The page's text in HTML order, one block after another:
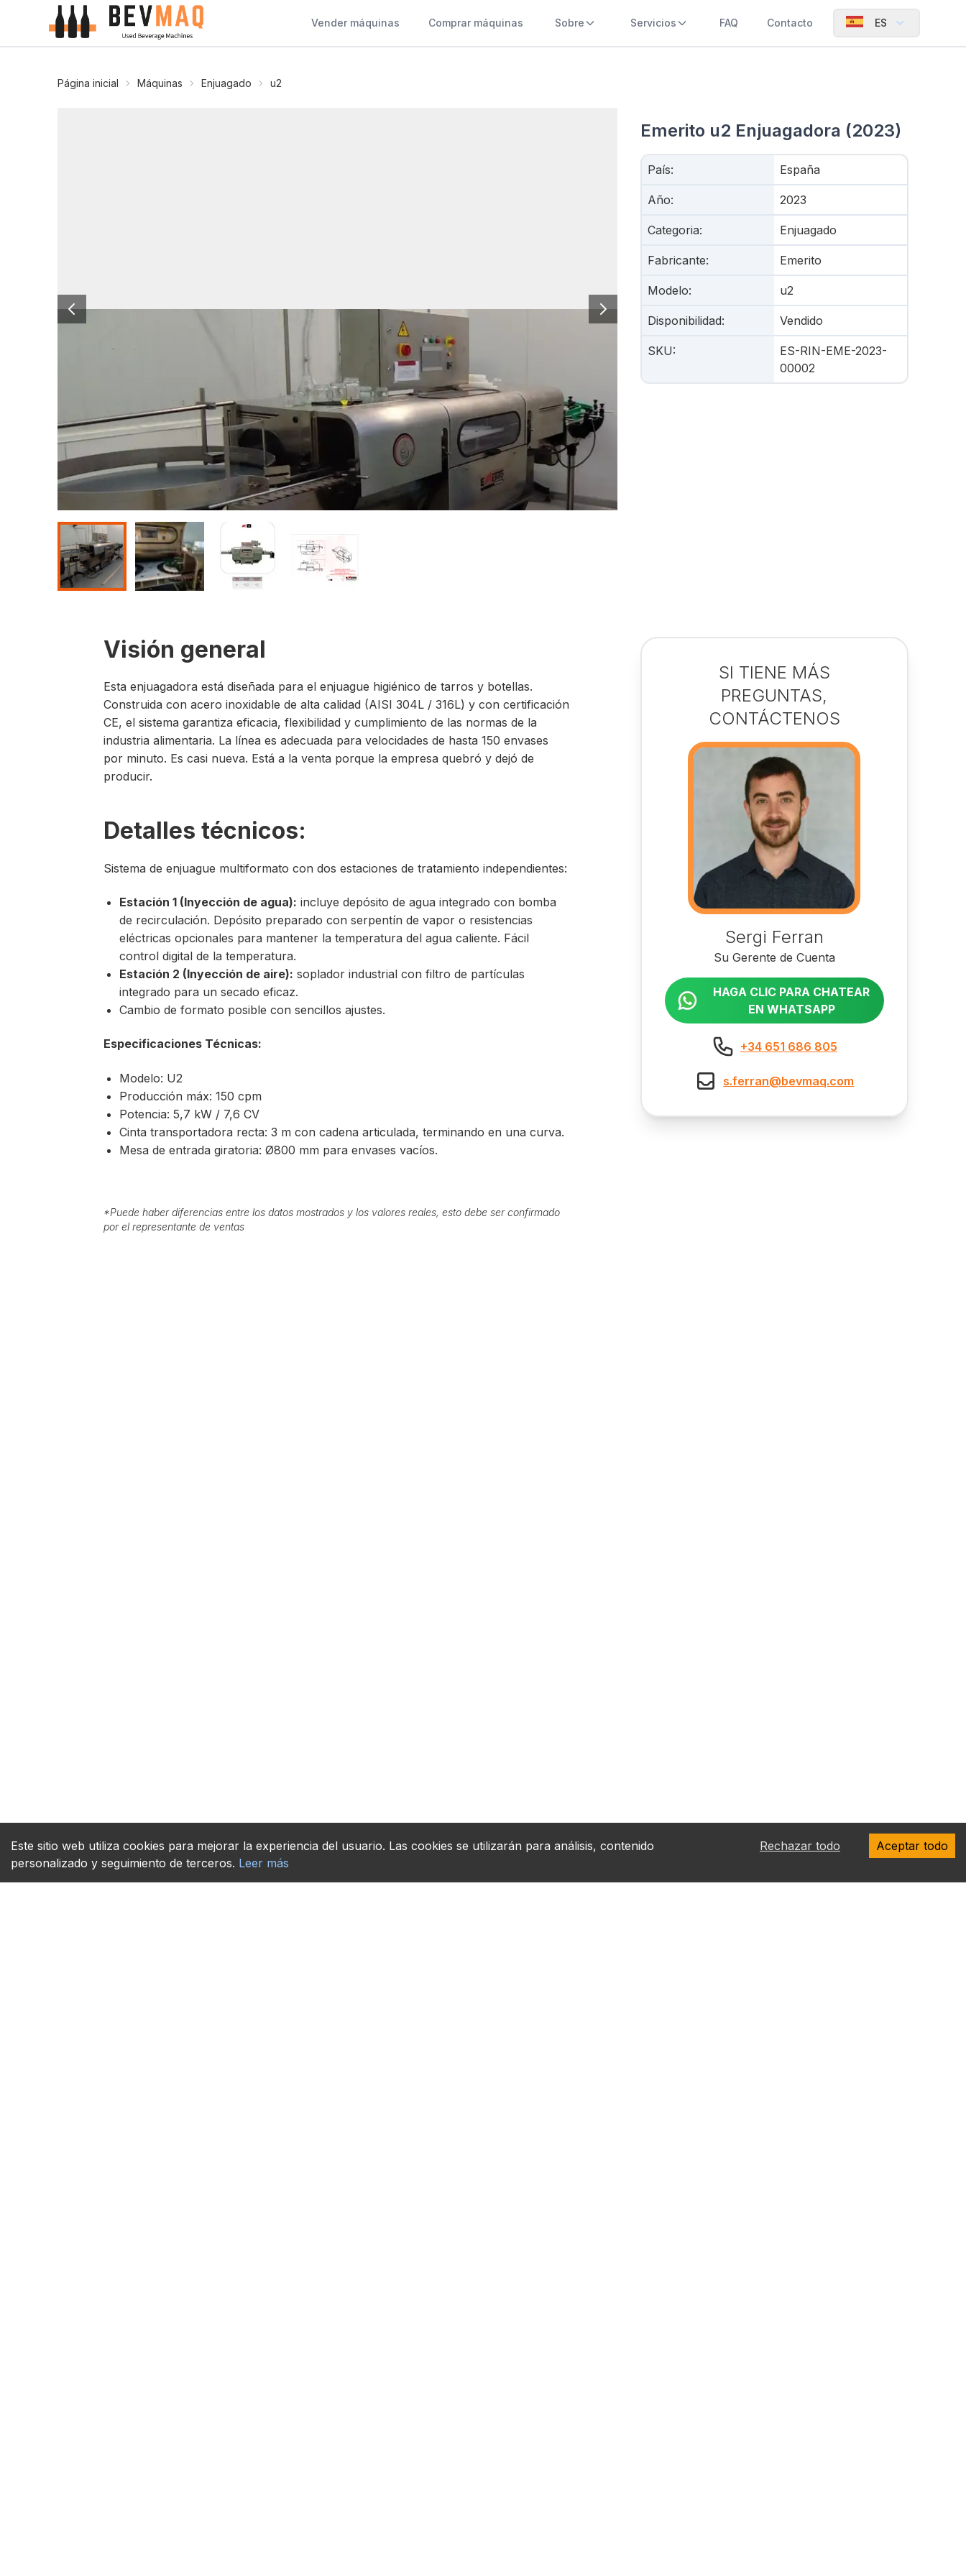
Vender máquinas Comprar máquinas Sobre Servicios FAQ Contacto ES
Página inicial Máquinas Enjuagado u2
Emerito u2 Enjuagadora (2023)
País: España
Año: 2023
Categoria: Enjuagado
Fabricante: Emerito
Modelo: u2
Disponibilidad: Vendido
SKU:
ES-RIN-EME-2023-
00002
Visión general
Esta enjuagadora está diseñada para el enjuague higiénico de tarros y botellas.
Construida con acero inoxidable de alta calidad (AISI 304L / 316L) y con certificación
CE, el sistema garantiza eficacia, flexibilidad y cumplimiento de las normas de la
industria alimentaria. La línea es adecuada para velocidades de hasta 150 envases
por minuto. Es casi nueva. Está a la venta porque la empresa quebró y dejó de
producir.
Detalles técnicos:
Sistema de enjuague multiformato con dos estaciones de tratamiento independientes:
Estación 1 (Inyección de agua): incluye depósito de agua integrado con bomba
de recirculación. Depósito preparado con serpentín de vapor o resistencias
eléctricas opcionales para mantener la temperatura del agua caliente. Fácil
control digital de la temperatura.
Estación 2 (Inyección de aire): soplador industrial con filtro de partículas
integrado para un secado eficaz.
Cambio de formato posible con sencillos ajustes.
Especificaciones Técnicas:
Modelo: U2
Producción máx: 150 cpm
Potencia: 5,7 kW / 7,6 CV
Cinta transportadora recta: 3 m con cadena articulada, terminando en una curva.
Mesa de entrada giratoria: Ø800 mm para envases vacíos.
*Puede haber diferencias entre los datos mostrados y los valores reales, esto debe ser confirmado
por el representante de ventas
SI TIENE MÁS
PREGUNTAS,
CONTÁCTENOS
Sergi Ferran
Su Gerente de Cuenta
HAGA CLIC PARA CHATEAR
EN WHATSAPP
+34 651 686 805
s.ferran@bevmaq.com
Este sitio web utiliza cookies para mejorar la experiencia del usuario. Las cookies se utilizarán para análisis, contenido
personalizado y seguimiento de terceros. Leer más
Rechazar todo Aceptar todo